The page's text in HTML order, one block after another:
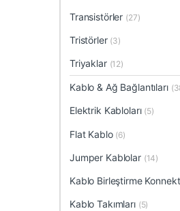
Transistörler (27)
Tristörler (3)
Triyaklar (12)
Kablo & Ağ Bağlantıları
Elektrik Kabloları (5)
Flat Kablo (6)
Jumper Kablolar (14)
Kablo Birleştirme
Kablo Takımları (5)